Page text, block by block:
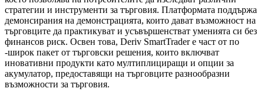
стратегии и инструменти за търговия. Платформата поддържа
демонсирания на демонстрацията, които дават възможност на
търговците да практикуват и усъвършенстват уменията си без
финансов риск. Освен това, Deriv SmartTrader е част от по
-широк пакет от търговски решения, които включват
иновативни продукти като мултиплициращи и опции за
акумулатор, предоставящи на търговците разнообразни
възможности за търговия.